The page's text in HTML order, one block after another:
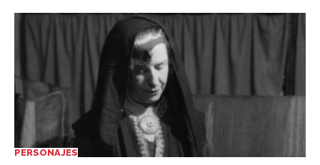
PERSONAJES